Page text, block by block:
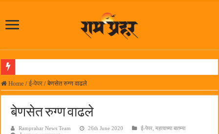
लोकनेते रामशेठ ठाकूर समाजसेवेतील हिरा -आमदार रविशेठ पाटील
पनवेलमध्ये ८ ऑगस्टला महारोजगार मेळावा
सर्वात मोठ्या दिवाळी अंक स्पर्धेचा निकाल जाहीर
Home / ई-पेपर / बेणसेत रुग्ण वाढले
बेणसेत रुग्ण वाढले
Ramprahar News Team 26th June 2020 ई-पेपर ,महत्वाच्या बातम्या